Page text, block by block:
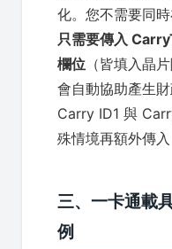
化。您不需要同
只需要傳入
欄位 （皆填入晶
會自動協助產生
Carry ID1 與
殊情境再額外傳入
三、一卡通載
例